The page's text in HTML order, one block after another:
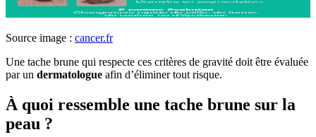
Source image : cancer.fr
Une tache brune qui respecte ces critères de gravité doit être évaluée
par un dermatologue afin d’éliminer tout risque.
À quoi ressemble une tache brune sur la
peau ?